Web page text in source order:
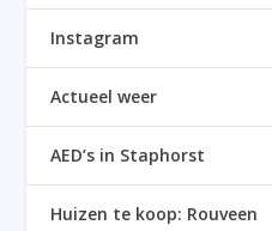
Instagram
Actueel weer
AED’s in Staphorst
Huizen te koop: Rouveen